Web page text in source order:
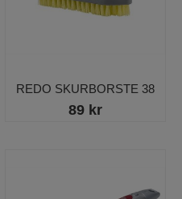
REDO SKURBORSTE 38
89 kr